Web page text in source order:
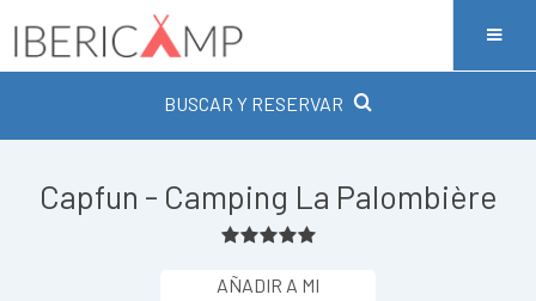
BUSCAR Y RESERVAR
Capfun - Camping La Palombière
AÑADIR A MI